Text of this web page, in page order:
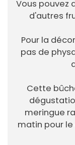
Vous pouvez
d'autres
Pour la
pas de
Cette
meringue
matin pour